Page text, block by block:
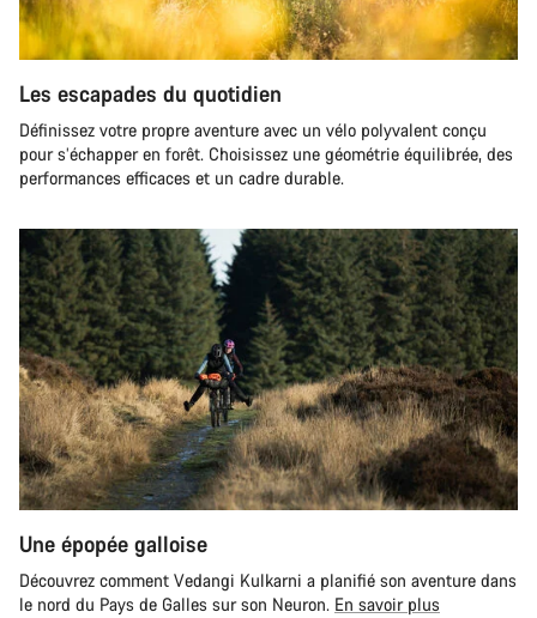
Les escapades du quotidien
Définissez votre propre aventure avec un vélo polyvalent conçu
pour s’échapper en forêt. Choisissez une géométrie équilibrée, des
performances efficaces et un cadre durable.
Une épopée galloise
Découvrez comment Vedangi Kulkarni a planifié son aventure dans
le nord du Pays de Galles sur son Neuron. En savoir plus